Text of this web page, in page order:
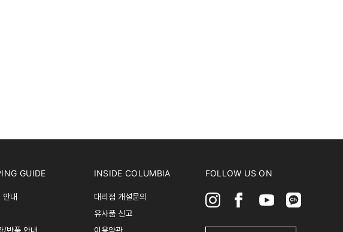
GUIDE
안내
/반품 안내
INSIDE COLUMBIA
대리점 개설문의
유사품 신고
이용약관
FOLLOW US ON